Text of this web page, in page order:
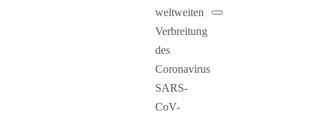
weltweiten
Verbreitung
des
Coronavirus
SARS-
CoV-
nach:
Suchen